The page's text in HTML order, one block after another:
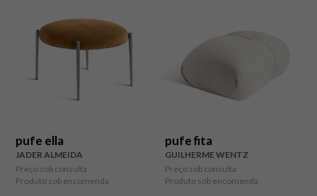
pufe ella
JADER ALMEIDA
Preço sob consulta
Produto sob encomenda
pufe fita
GUILHERME WENTZ
Preço sob consulta
Produto sob encomenda